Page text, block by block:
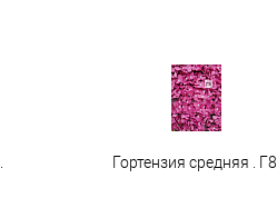
Гортензия средняя . Г8.